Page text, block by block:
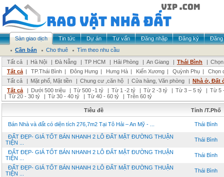
Sàn giao dịch Tin tức Dự án Tư vấn Đăng nhập Đăng ký
Đăng
Cần bán
Cho thuê
Tìm theo nhu cầu
Tất cả
| Hà Nội | Đà Nẵng | TP HCM | Hải Phòng | An Giang | Thái Bình |
Tất cả | TP.Thái Bình | Đông Hưng | Hưng Hà | Kiến Xương | Quỳnh Phụ |
Chọn
Tất cả
| Mặt phố, Mặt tiền | Chung cư ,căn hộ | Cửa hàng, Văn phòng | Nhà ở, Đất
Tất cả
| Dưới 500 triệu | Từ 500 -1 tỷ | Từ 1 -2 tỷ | Từ 2 -3 tỷ | Từ 3 – 5 tỷ | Từ 5
| Từ 20 - 30 tỷ | Từ 30 - 40 tỷ | Từ 40 - 60 tỷ | Trên 60 tỷ
Tiêu đề Tỉnh /T.Phố
Bán Nhà và đất có diện tích 276,7m2 Tại Tô Hải – An Mỹ - ... Thái Bình
ĐẤT ĐẸP- GIÁ TỐT BÁN NHANH 2 LÔ ĐẤT MẶT ĐƯỜNG THUẬN
TIỆN ...
Thái Bình
ĐẤT ĐẸP- GIÁ TỐT BÁN NHANH 2 LÔ ĐẤT MẶT ĐƯỜNG THUẬN
TIỆN ...
Thái Bình
ĐẤT ĐẸP- GIÁ TỐT BÁN NHANH 2 LÔ ĐẤT MẶT ĐƯỜNG THUẬN
TIỆN ...
Thái Bình